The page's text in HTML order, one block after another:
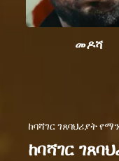
መዶሻ
ከባሻገር ገጸባህሪያት
ከባሻገር